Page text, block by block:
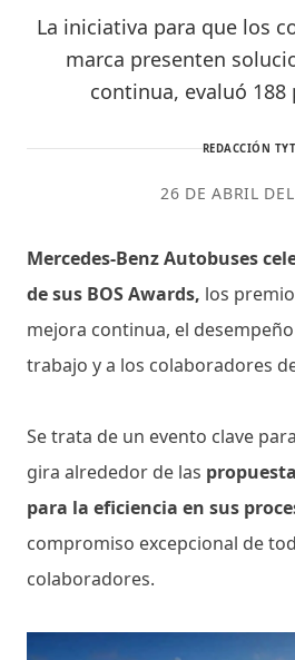
La iniciativa para que los
marca presenten
continua, evaluó 188
REDACCIÓN
26 DE ABRIL
Mercedes-Benz Autobuses
de sus BOS Awards, los
mejora continua, el
trabajo y a los colaboradores
Se trata de un evento clave
gira alrededor de las
para la eficiencia en sus
compromiso excepcional de
colaboradores.